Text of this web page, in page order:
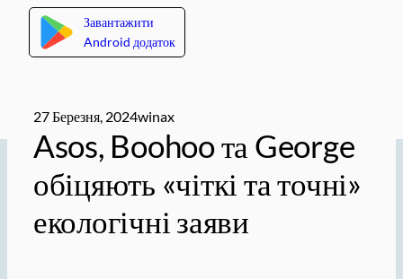
Завантажити
Android додаток
27 Березня, 2024winax
Asos, Boohoo та George
обіцяють «чіткі та точні»
екологічні заяви